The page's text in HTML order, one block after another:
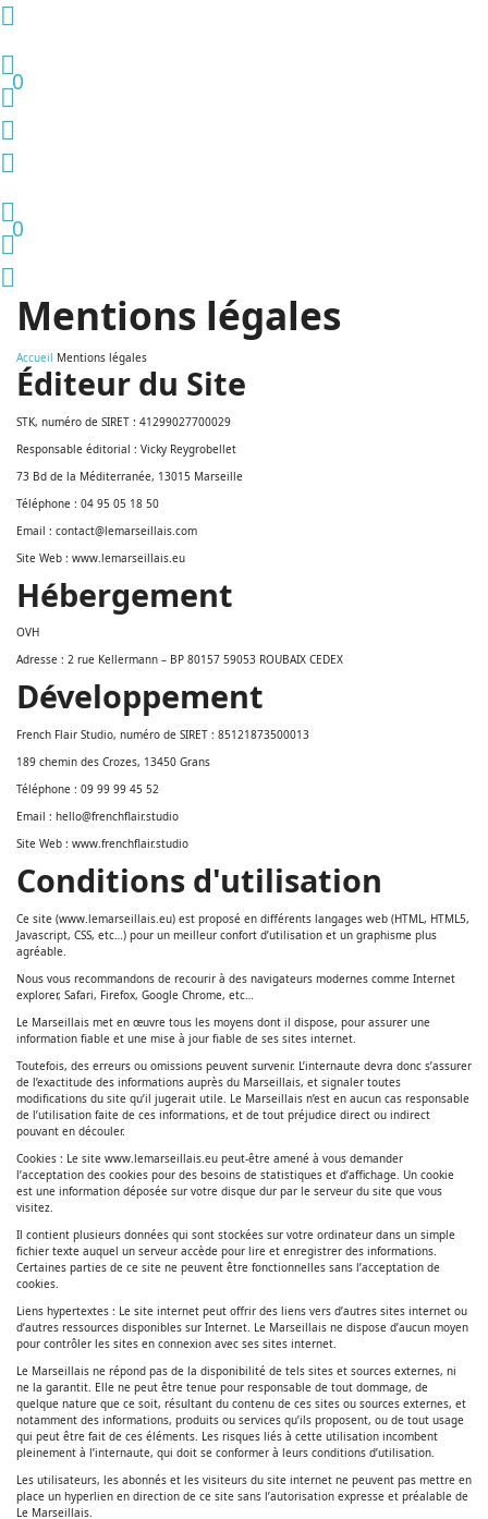
0
0
Mentions légales
Accueil Mentions légales
Éditeur du Site
STK, numéro de SIRET : 41299027700029
Responsable éditorial : Vicky Reygrobellet
73 Bd de la Méditerranée, 13015 Marseille
Téléphone : 04 95 05 18 50
Email : contact@lemarseillais.com
Site Web : www.lemarseillais.eu
Hébergement
OVH
Adresse : 2 rue Kellermann – BP 80157 59053 ROUBAIX CEDEX
Développement
French Flair Studio, numéro de SIRET : 85121873500013
189 chemin des Crozes, 13450 Grans
Téléphone : 09 99 99 45 52
Email : hello@frenchflair.studio
Site Web : www.frenchflair.studio
Conditions d'utilisation
Ce site (www.lemarseillais.eu) est proposé en différents langages web (HTML, HTML5,
Javascript, CSS, etc…) pour un meilleur confort d’utilisation et un graphisme plus
agréable.
Nous vous recommandons de recourir à des navigateurs modernes comme Internet
explorer, Safari, Firefox, Google Chrome, etc…
Le Marseillais met en œuvre tous les moyens dont il dispose, pour assurer une
information fiable et une mise à jour fiable de ses sites internet.
Toutefois, des erreurs ou omissions peuvent survenir. L’internaute devra donc s’assurer
de l’exactitude des informations auprès du Marseillais, et signaler toutes
modifications du site qu’il jugerait utile. Le Marseillais n’est en aucun cas responsable
de l’utilisation faite de ces informations, et de tout préjudice direct ou indirect
pouvant en découler.
Cookies : Le site www.lemarseillais.eu peut-être amené à vous demander
l’acceptation des cookies pour des besoins de statistiques et d’affichage. Un cookie
est une information déposée sur votre disque dur par le serveur du site que vous
visitez.
Il contient plusieurs données qui sont stockées sur votre ordinateur dans un simple
fichier texte auquel un serveur accède pour lire et enregistrer des informations.
Certaines parties de ce site ne peuvent être fonctionnelles sans l’acceptation de
cookies.
Liens hypertextes : Le site internet peut offrir des liens vers d’autres sites internet ou
d’autres ressources disponibles sur Internet. Le Marseillais ne dispose d’aucun moyen
pour contrôler les sites en connexion avec ses sites internet.
Le Marseillais ne répond pas de la disponibilité de tels sites et sources externes, ni
ne la garantit. Elle ne peut être tenue pour responsable de tout dommage, de
quelque nature que ce soit, résultant du contenu de ces sites ou sources externes, et
notamment des informations, produits ou services qu’ils proposent, ou de tout usage
qui peut être fait de ces éléments. Les risques liés à cette utilisation incombent
pleinement à l’internaute, qui doit se conformer à leurs conditions d’utilisation.
Les utilisateurs, les abonnés et les visiteurs du site internet ne peuvent pas mettre en
place un hyperlien en direction de ce site sans l’autorisation expresse et préalable de
Le Marseillais.